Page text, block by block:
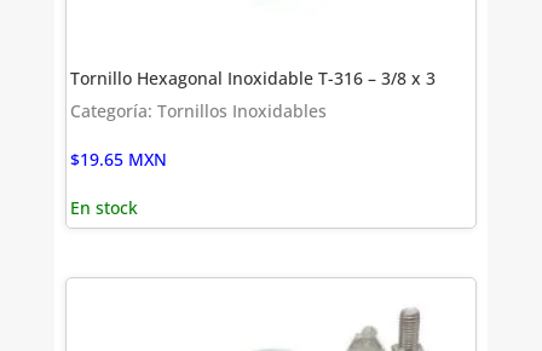
Tornillo Hexagonal Inoxidable T-316 – 3/8 x 3
Categoría: Tornillos Inoxidables
$19.65 MXN
En stock